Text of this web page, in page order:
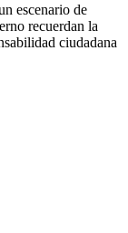
escenario de
recuerdan la
ciudadana